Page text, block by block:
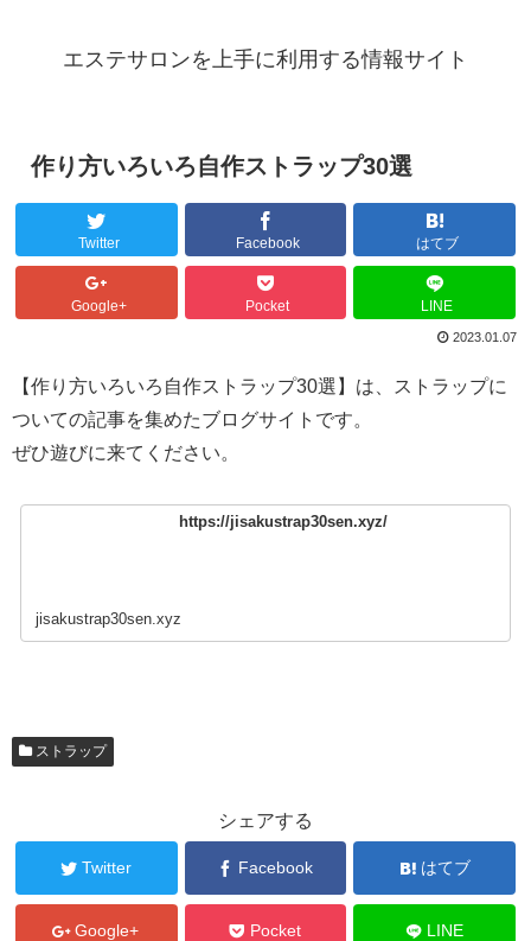
エステサロンを上手に利用する情報サイト
作り方いろいろ自作ストラップ30選
Twitter Facebook はてブ
Google+ Pocket LINE
2023.01.07
【作り方いろいろ自作ストラップ30選】は、ストラップに
ついての記事を集めたブログサイトです。
ぜひ遊びに来てください。
https://jisakustrap30sen.xyz/
jisakustrap30sen.xyz
ストラップ
シェアする
Twitter Facebook はてブ
Google+ Pocket LINE